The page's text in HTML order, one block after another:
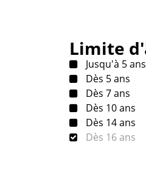
Limite
Jusqu'à 5 ans
Dès 5 ans
Dès 7 ans
Dès 10 ans
Dès 14 ans
Dès 16 ans